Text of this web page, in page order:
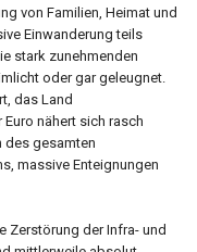
von Familien, Heimat und
Einwanderung teils
stark zunehmenden
oder gar geleugnet.
das Land
nähert sich rasch
des gesamten
massive Enteignungen
Zerstörung der Infra- und